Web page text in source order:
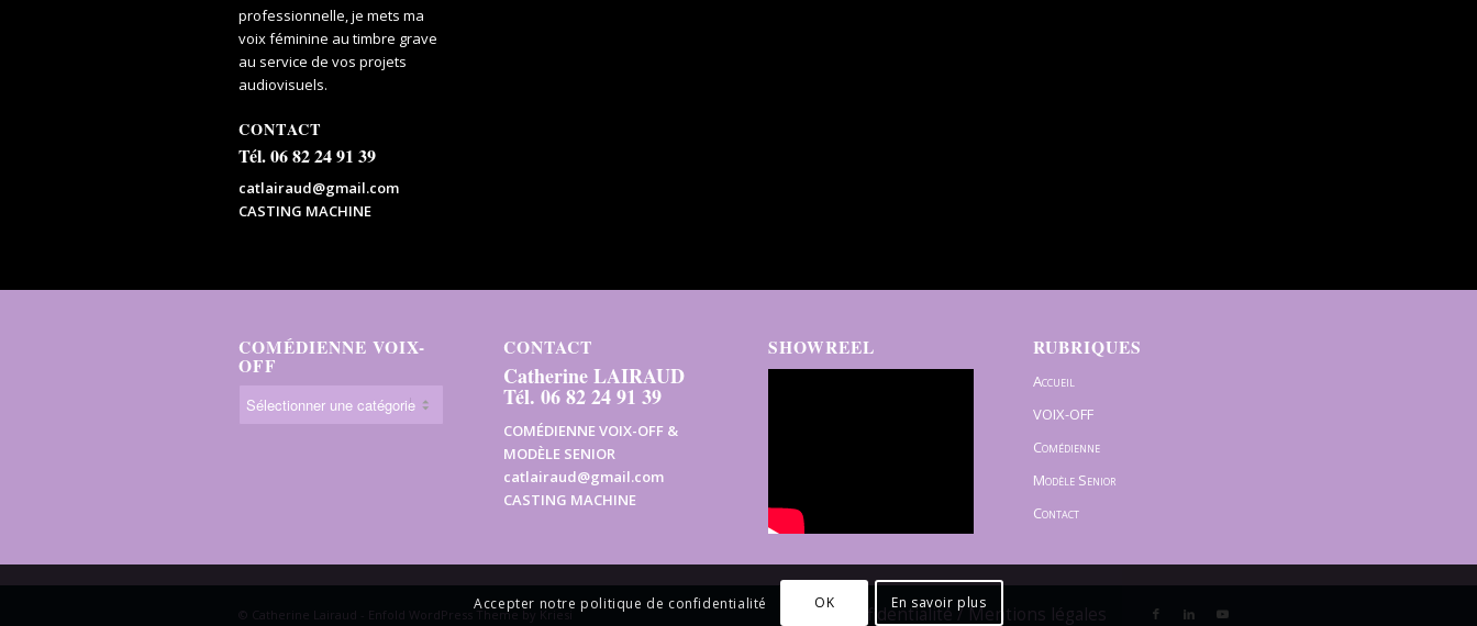
professionnelle, je mets ma
voix féminine au timbre grave
au service de vos projets
audiovisuels.
CONTACT
Tél. 06 82 24 91 39
catlairaud@gmail.com
CASTING MACHINE
COMÉDIENNE VOIX-
OFF
CONTACT
Catherine LAIRAUD
Tél. 06 82 24 91 39
COMÉDIENNE VOIX-OFF &
MODÈLE SENIOR
catlairaud@gmail.com
CASTING MACHINE
SHOWREEL RUBRIQUES
Accueil
VOIX-OFF
Comédienne
Modèle Senior
Contact
© Catherine Lairaud - Enfold WordPress Theme by Kriesi Confidentialité / Mentions légales
Accepter notre politique de confidentialité OK En savoir plus